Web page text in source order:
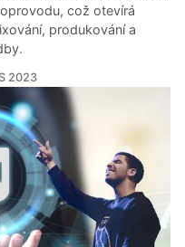
což otevírá
produkování a
2023